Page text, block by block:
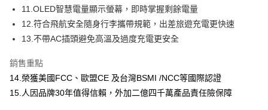
５．嚴禁一人註冊多個帳號或使用他人資訊註冊。若發現惡意使用之情形，
恩沛科技股份有限公司將有權停止該用戶之使用額度並採取法律行動。
11.OLED智慧電量顯示螢幕，即時掌握剩餘電量
12.符合飛航安全隨身行李攜帶規範，出差旅遊充電更快速
13.不帶AC插頭避免高溫及過度充電更安全
銷售重點
14.榮獲美國FCC、歐盟CE 及台灣BSMI /NCC等國際認證
15.人因品牌30年值得信賴，外加二億四千萬產品責任險保障